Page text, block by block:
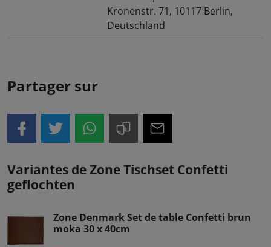
Kronenstr. 71, 10117 Berlin,
Deutschland
Partager sur
Variantes de Zone Tischset Confetti
geflochten
Zone Denmark Set de table Confetti brun
moka 30 x 40cm